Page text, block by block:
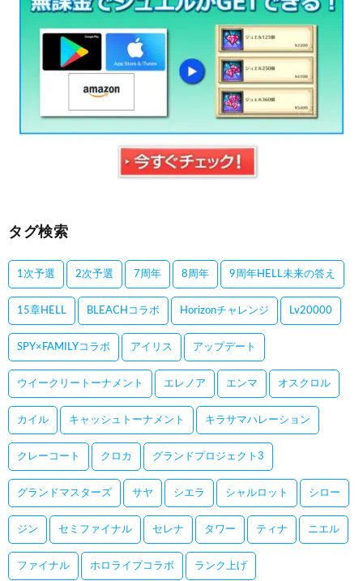
タグ検索
1次予選 2次予選 7周年 8周年 9周年HELL未来の答え
15章HELL BLEACHコラボ Horizonチャレンジ Lv20000
SPY×FAMILYコラボ アイリス アップデート
ウイークリートーナメント エレノア エンマ オスクロル
カイル キャッシュトーナメント キラサマハレーション
クレーコート クロカ グランドプロジェクト3
グランドマスターズ サヤ シエラ シャルロット シロー
ジン セミファイナル セレナ タワー ティナ ニエル
ファイナル ホロライブコラボ ランク上げ